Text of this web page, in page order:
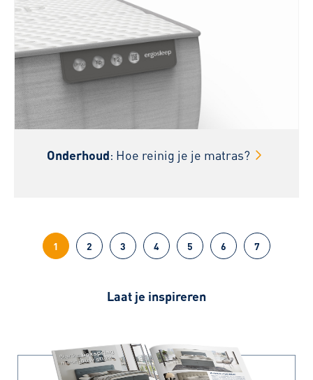
Onderhoud: Hoe reinig je je matras?
1 2 3 4 5 6 7
Laat je inspireren